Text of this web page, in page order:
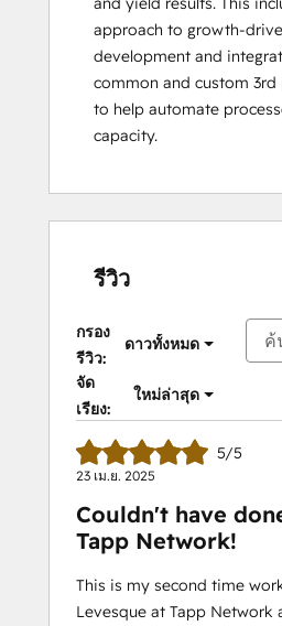
approach to growth-
development and
common and custom
to help automate
capacity.
รีวิว
กรอง
รีวิว:
ดาวทั้งหมด
จัด
เรียง:
ใหม่ล่าสุด
5/5
23 เม.ย. 2025
Couldn't have
Tapp Network!
This is my second time
Levesque at Tapp Network